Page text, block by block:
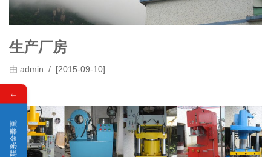
生产厂房
由 admin [2015-09-10]
←
联系金泰克